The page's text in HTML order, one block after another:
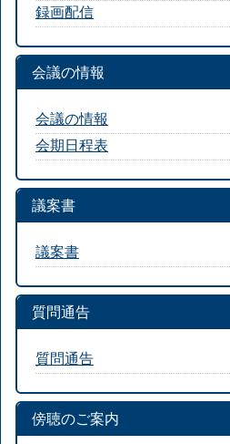
録画配信
会議の情報
会議の情報
会期日程表
議案書
議案書
質問通告
質問通告
傍聴のご案内